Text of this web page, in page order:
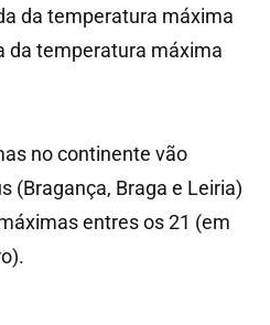
da temperatura máxima
da temperatura máxima
no continente vão
(Bragança, Braga e Leiria)
entres os 21 (em